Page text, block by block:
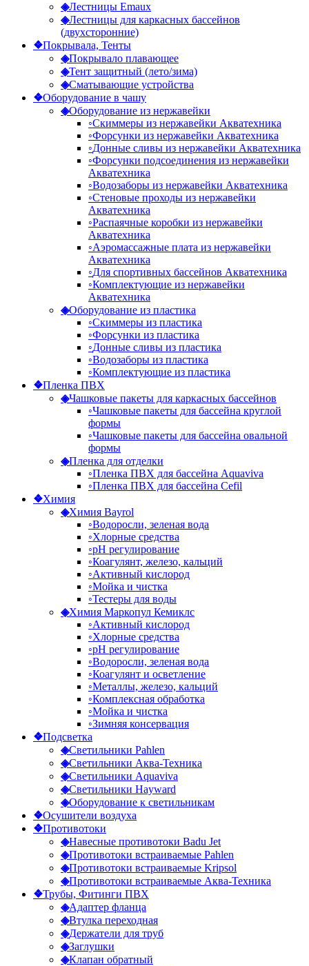
◈Лестницы Emaux
◈Лестницы для каркасных бассейнов
(двухсторонние)
❖Покрывала, Тенты
◈Покрывало плавающее
◈Тент защитный (лето/зима)
◈Сматывающие устройства
❖Оборудование в чашу
◈Оборудование из нержавейки
◦Скиммеры из нержавейки Акватехника
◦Форсунки из нержавейки Акватехника
◦Донные сливы из нержавейки Акватехника
◦Форсунки подсоединения из нержавейки
Акватехника
◦Водозаборы из нержавейки Акватехника
◦Стеновые проходы из нержавейки
Акватехника
◦Распаячные коробки из нержавейки
Акватехника
◦Аэромассажные плата из нержавейки
Акватехника
◦Для спортивных бассейнов Акватехника
◦Комплектующие из нержавейки
Акватехника
◈Оборудование из пластика
◦Скиммеры из пластика
◦Форсунки из пластика
◦Донные сливы из пластика
◦Водозаборы из пластика
◦Комплектующие из пластика
❖Пленка ПВХ
◈Чашковые пакеты для каркасных бассейнов
◦Чашковые пакеты для бассейна круглой
формы
◦Чашковые пакеты для бассейна овальной
формы
◈Пленка для отделки
◦Пленка ПВХ для бассейна Aquaviva
◦Пленка ПВХ для бассейна Cefil
❖Химия
◈Химия Bayrol
◦Водоросли, зеленая вода
◦Хлорные средства
◦рН регулирование
◦Коагулянт, железо, кальций
◦Активный кислород
◦Мойка и чистка
◦Тестеры для воды
◈Химия Маркопул Кемиклс
◦Активный кислород
◦Хлорные средства
◦рН регулирование
◦Водоросли, зеленая вода
◦Коагулянт и осветление
◦Металлы, железо, кальций
◦Комплексная обработка
◦Мойка и чистка
◦Зимняя консервация
❖Подсветка
◈Светильники Pahlen
◈Светильники Аква-Техника
◈Светильники Aquaviva
◈Светильники Hayward
◈Оборудование к светильникам
❖Осушители воздуха
❖Противотоки
◈Навесные противотоки Badu Jet
◈Противотоки встраиваемые Pahlen
◈Противотоки встраиваемые Kripsol
◈Противотоки встраиваемые Аква-Техника
❖Трубы, Фитинги ПВХ
◈Адаптер фланца
◈Втулка переходная
◈Держатели для труб
◈Заглушки
◈Клапан обратный